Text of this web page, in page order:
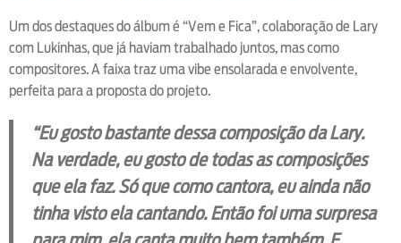
Um dos destaques do álbum é “Vem e Fica”, colaboração de Lary
com Lukinhas, que já haviam trabalhado juntos, mas como
compositores. A faixa traz uma vibe ensolarada e envolvente,
perfeita para a proposta do projeto.
“Eu gosto bastante dessa composição da Lary.
Na verdade, eu gosto de todas as composições
que ela faz. Só que como cantora, eu ainda não
tinha visto ela cantando. Então foi uma surpresa